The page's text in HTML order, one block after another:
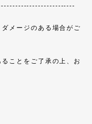
メージのある場合がご
ことをご了承の上、お